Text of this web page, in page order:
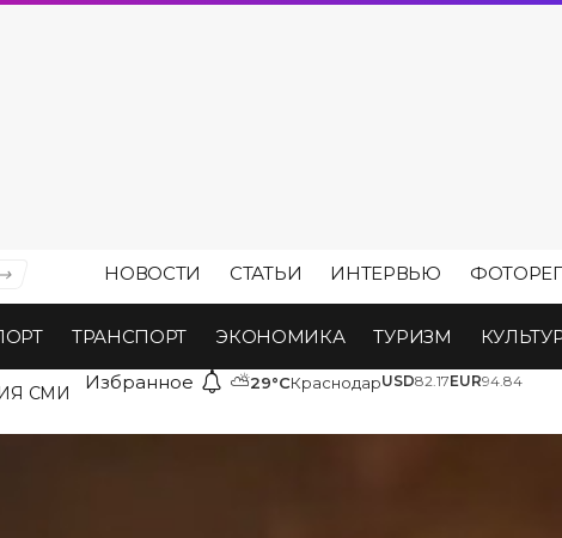
НОВОСТИ СТАТЬИ ИНТЕРВЬЮ
ТРАНСПОРТ ЭКОНОМИКА ТУРИЗМ
СМИ Избранное ⛅29°CКраснодарUSD82.17EUR94.84